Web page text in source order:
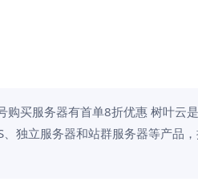
买服务器有首单8折优惠 树叶云
独立服务器和站群服务器等产品